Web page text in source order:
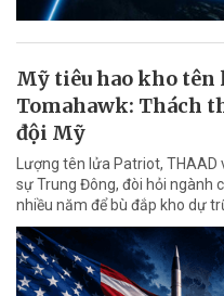
Mỹ tiêu hao kho tên
Tomahawk: Thách
đội Mỹ
Lượng tên lửa Patriot,
sự Trung Đông, đòi hỏi ngành
nhiều năm để bù đắp kho dự